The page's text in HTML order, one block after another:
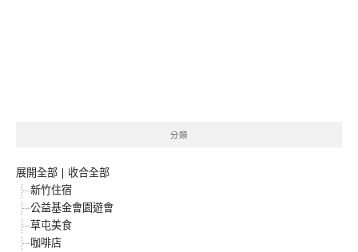
分類
展開全部 | 收合全部
新竹住宿
公益基金會園遊會
草屯美食
咖啡店